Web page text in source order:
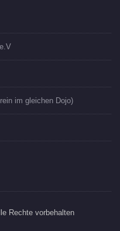
im gleichen Dojo)
Rechte vorbehalten